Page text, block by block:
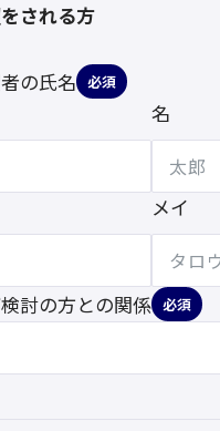
される方
の氏名 必須
名
メイ
討の方との関係 必須